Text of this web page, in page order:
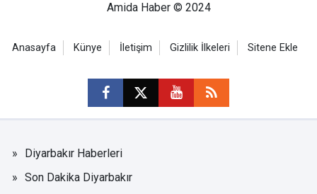
Amida Haber © 2024
Anasayfa Künye İletişim Gizlilik İlkeleri Sitene Ekle
Diyarbakır Haberleri
Son Dakika Diyarbakır